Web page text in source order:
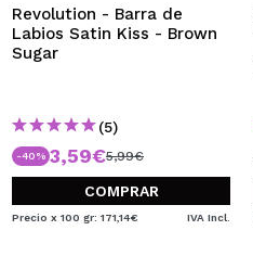
Revolution - Barra de
Labios Satin Kiss - Brown
Sugar
(5)
-40% 3,59€5,99€
COMPRAR
Precio x 100 gr: 171,14€ IVA Incl.